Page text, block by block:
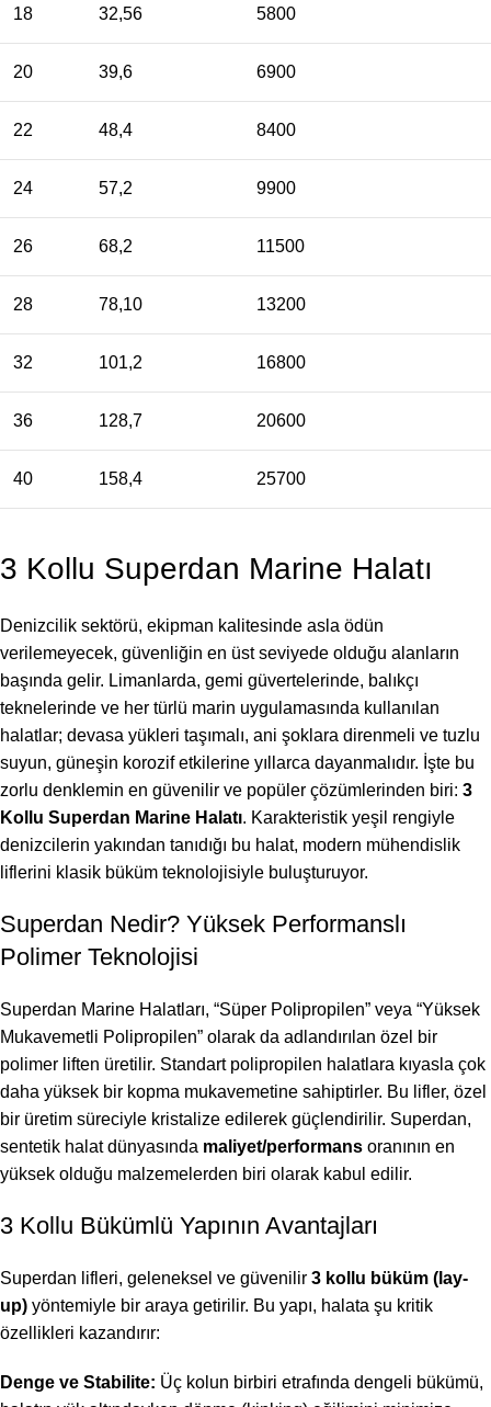
18 32,56 5800
20 39,6 6900
22 48,4 8400
24 57,2 9900
26 68,2 11500
28 78,10 13200
32 101,2 16800
36 128,7 20600
40 158,4 25700
3 Kollu Superdan Marine Halatı
Denizcilik sektörü, ekipman kalitesinde asla ödün
verilemeyecek, güvenliğin en üst seviyede olduğu alanların
başında gelir. Limanlarda, gemi güvertelerinde, balıkçı
teknelerinde ve her türlü marin uygulamasında kullanılan
halatlar; devasa yükleri taşımalı, ani şoklara direnmeli ve tuzlu
suyun, güneşin korozif etkilerine yıllarca dayanmalıdır. İşte bu
zorlu denklemin en güvenilir ve popüler çözümlerinden biri: 3
Kollu Superdan Marine Halatı. Karakteristik yeşil rengiyle
denizcilerin yakından tanıdığı bu halat, modern mühendislik
liflerini klasik büküm teknolojisiyle buluşturuyor.
Superdan Nedir? Yüksek Performanslı
Polimer Teknolojisi
Superdan Marine Halatları, “Süper Polipropilen” veya “Yüksek
Mukavemetli Polipropilen” olarak da adlandırılan özel bir
polimer liften üretilir. Standart polipropilen halatlara kıyasla çok
daha yüksek bir kopma mukavemetine sahiptirler. Bu lifler, özel
bir üretim süreciyle kristalize edilerek güçlendirilir. Superdan,
sentetik halat dünyasında maliyet/performans oranının en
yüksek olduğu malzemelerden biri olarak kabul edilir.
3 Kollu Bükümlü Yapının Avantajları
Superdan lifleri, geleneksel ve güvenilir 3 kollu büküm (lay-
up) yöntemiyle bir araya getirilir. Bu yapı, halata şu kritik
özellikleri kazandırır:
Denge ve Stabilite: Üç kolun birbiri etrafında dengeli bükümü,